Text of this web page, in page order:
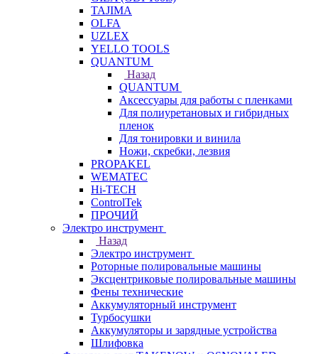
TAJIMA
OLFA
UZLEX
YELLO TOOLS
QUANTUM
Назад
QUANTUM
Аксессуары для работы с пленками
Для полиуретановых и гибридных
пленок
Для тонировки и винила
Ножи, скребки, лезвия
PROPAKEL
WEMATEC
Hi-TECH
ControlTek
ПРОЧИЙ
Электро инструмент
Назад
Электро инструмент
Роторные полировальные машины
Эксцентриковые полировальные машины
Фены технические
Аккумуляторный инструмент
Турбосушки
Аккумуляторы и зарядные устройства
Шлифовка